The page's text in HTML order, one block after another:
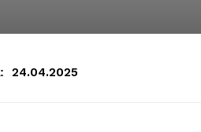
24.04.2025